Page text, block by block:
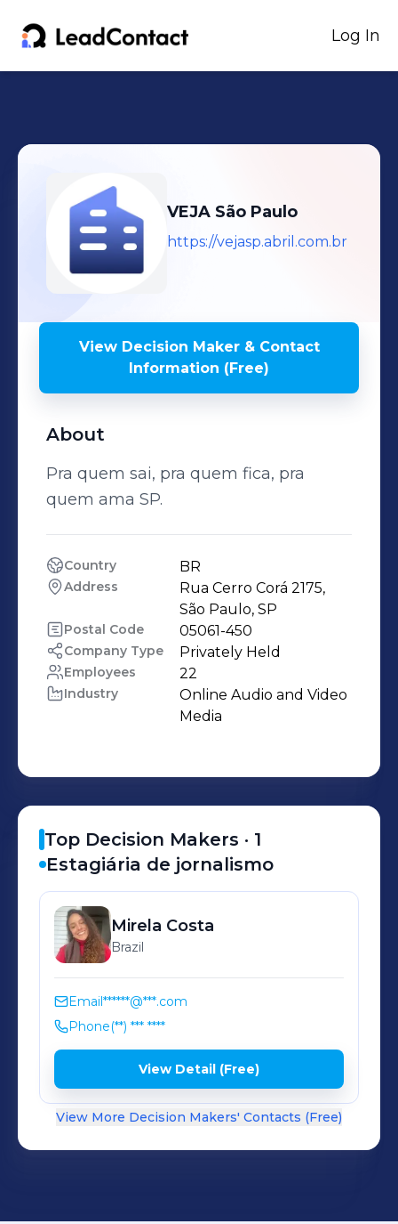
Log In
VEJA São Paulo
https://vejasp.abril.com.br
View Decision Maker & Contact
Information (Free)
About
Pra quem sai, pra quem fica, pra
quem ama SP.
Country BR
Address
Rua Cerro Corá 2175,
São Paulo, SP
Postal Code 05061-450
Company Type Privately Held
Employees 22
Industry
Online Audio and Video
Media
Top Decision Makers · 1
Estagiária de jornalismo
Mirela Costa
Brazil
Email******@***.com
Phone(**) *** ****
View Detail (Free)
View More Decision Makers' Contacts (Free)